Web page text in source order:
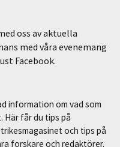
oss av aktuella
med våra evenemang
Facebook.
information om vad som
får du tips på
och tips på
forskare och redaktörer.